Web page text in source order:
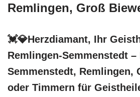
Remlingen, Groß
💓️💎Herzdiamant, Ihr
Remlingen-Semmenstedt
Semmenstedt, Remlingen,
oder Timmern für